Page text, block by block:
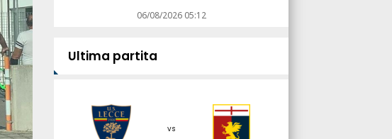
06/08/2026 05:12
Ultima partita
vs